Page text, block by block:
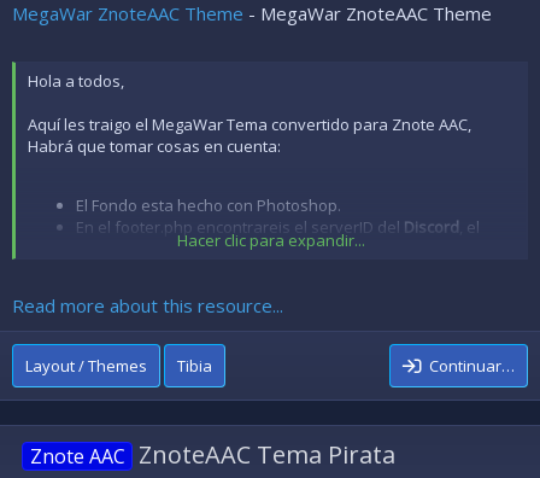
MegaWar ZnoteAAC Theme - MegaWar ZnoteAAC Theme
Hola a todos,
Aquí les traigo el MegaWar Tema convertido para Znote AAC,
Habrá que tomar cosas en cuenta:
El Fondo esta hecho con Photoshop.
En el footer.php encontrareis el serverID del Discord , el
y elfacebookbasta cambiarlo por el vuestro. Si
footer.php, añadir...
Hacer clic para expandir...
Read more about this resource...
Layout / Themes Tibia Continuar…
Znote AAC ZnoteAAC Tema Pirata